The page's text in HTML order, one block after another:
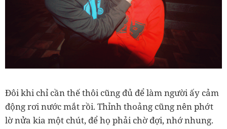
Đôi khi chỉ cần thế thôi cũng đủ để làm người ấy cảm
động rơi nước mắt rồi. Thỉnh thoảng cũng nên phớt
lờ nửa kia một chút, để họ phải chờ đợi, nhớ nhung.